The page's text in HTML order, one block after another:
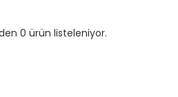
0 ürün listeleniyor.